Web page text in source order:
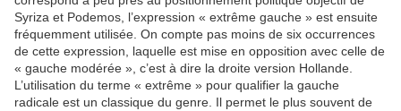
Syriza et Podemos, l’expression « extrême gauche » est ensuite
fréquemment utilisée. On compte pas moins de six occurrences
de cette expression, laquelle est mise en opposition avec celle de
« gauche modérée », c’est à dire la droite version Hollande.
L’utilisation du terme « extrême » pour qualifier la gauche
radicale est un classique du genre. Il permet le plus souvent de